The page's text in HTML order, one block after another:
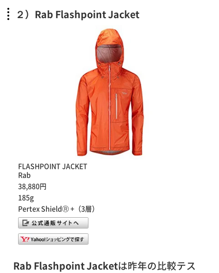
２）Rab Flashpoint Jacket
FLASHPOINT JACKET
Rab
38,880円
185g
Pertex ShieldⓇ +（3層）
Rab Flashpoint Jacketは昨年の比較テス